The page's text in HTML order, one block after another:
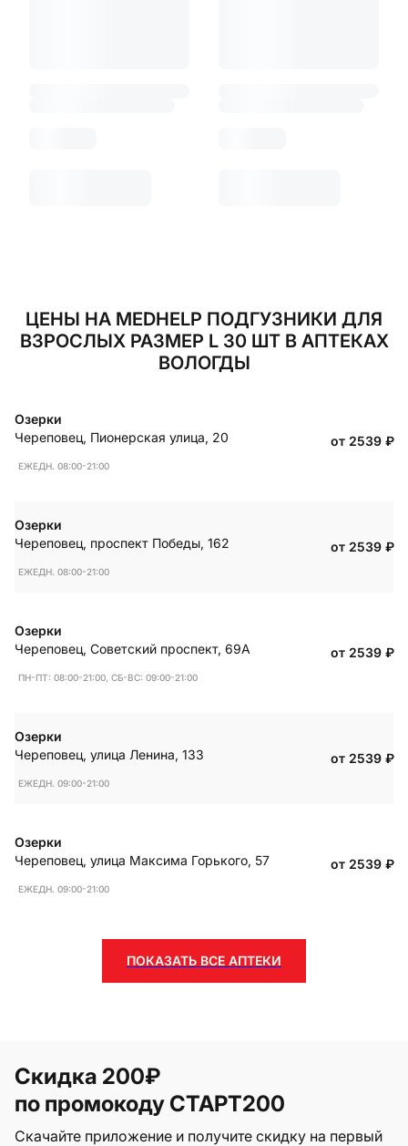
ЦЕНЫ НА MEDHELP ПОДГУЗНИКИ ДЛЯ
ВЗРОСЛЫХ РАЗМЕР L 30 ШТ В АПТЕКАХ
ВОЛОГДЫ
Озерки
Череповец, Пионерская улица, 20
ЕЖЕДН. 08:00-21:00
от 2539 ₽
Озерки
Череповец, проспект Победы, 162
ЕЖЕДН. 08:00-21:00
от 2539 ₽
Озерки
Череповец, Советский проспект, 69А
ПН-ПТ: 08:00-21:00, СБ-ВС: 09:00-21:00
от 2539 ₽
Озерки
Череповец, улица Ленина, 133
ЕЖЕДН. 09:00-21:00
от 2539 ₽
Озерки
Череповец, улица Максима Горького, 57
ЕЖЕДН. 09:00-21:00
от 2539 ₽
ПОКАЗАТЬ ВСЕ АПТЕКИ
Скидка 200₽
по промокоду СТАРТ200
Скачайте приложение и получите скидку на первый